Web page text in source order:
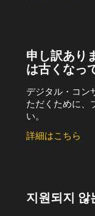
申し訳あり
は古くなっ
デジタル・コン
ただくために、
い。
詳細はこちら
지원되지 않